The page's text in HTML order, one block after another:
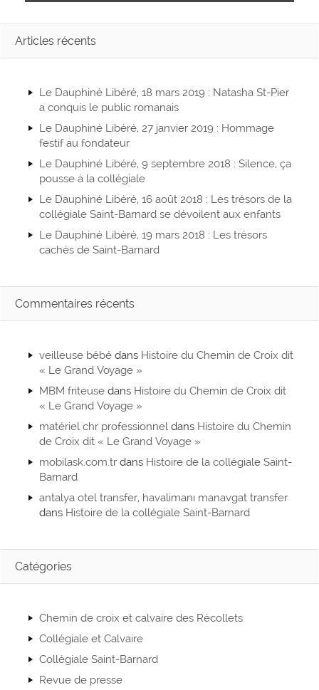
d
e
v
e
è
e
e
n
è
n
e
e
n
Articles récents
Le Dauphiné Libéré, 18 mars 2019 : Natasha St-Pier
a conquis le public romanais
Le Dauphiné Libéré, 27 janvier 2019 : Hommage
festif au fondateur
Le Dauphiné Libéré, 9 septembre 2018 : Silence, ça
pousse à la collégiale
Le Dauphiné Libéré, 16 août 2018 : Les trésors de la
collégiale Saint-Barnard se dévoilent aux enfants
Le Dauphiné Libéré, 19 mars 2018 : Les trésors
cachés de Saint-Barnard
Commentaires récents
veilleuse bébé dans Histoire du Chemin de Croix dit
« Le Grand Voyage »
MBM friteuse dans Histoire du Chemin de Croix dit
« Le Grand Voyage »
matériel chr professionnel dans Histoire du Chemin
de Croix dit « Le Grand Voyage »
mobilask.com.tr dans Histoire de la collégiale Saint-
Barnard
antalya otel transfer, havalimanı manavgat transfer
dans Histoire de la collégiale Saint-Barnard
Catégories
Chemin de croix et calvaire des Récollets
Collégiale et Calvaire
Collégiale Saint-Barnard
Revue de presse